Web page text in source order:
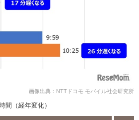
画像出典：NTTドコモ モバイル社会研究所
間（経年変化）